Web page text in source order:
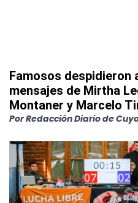
Famosos despidieron
mensajes de Mirtha
Montaner y Marcelo
PorRedacción Diario de